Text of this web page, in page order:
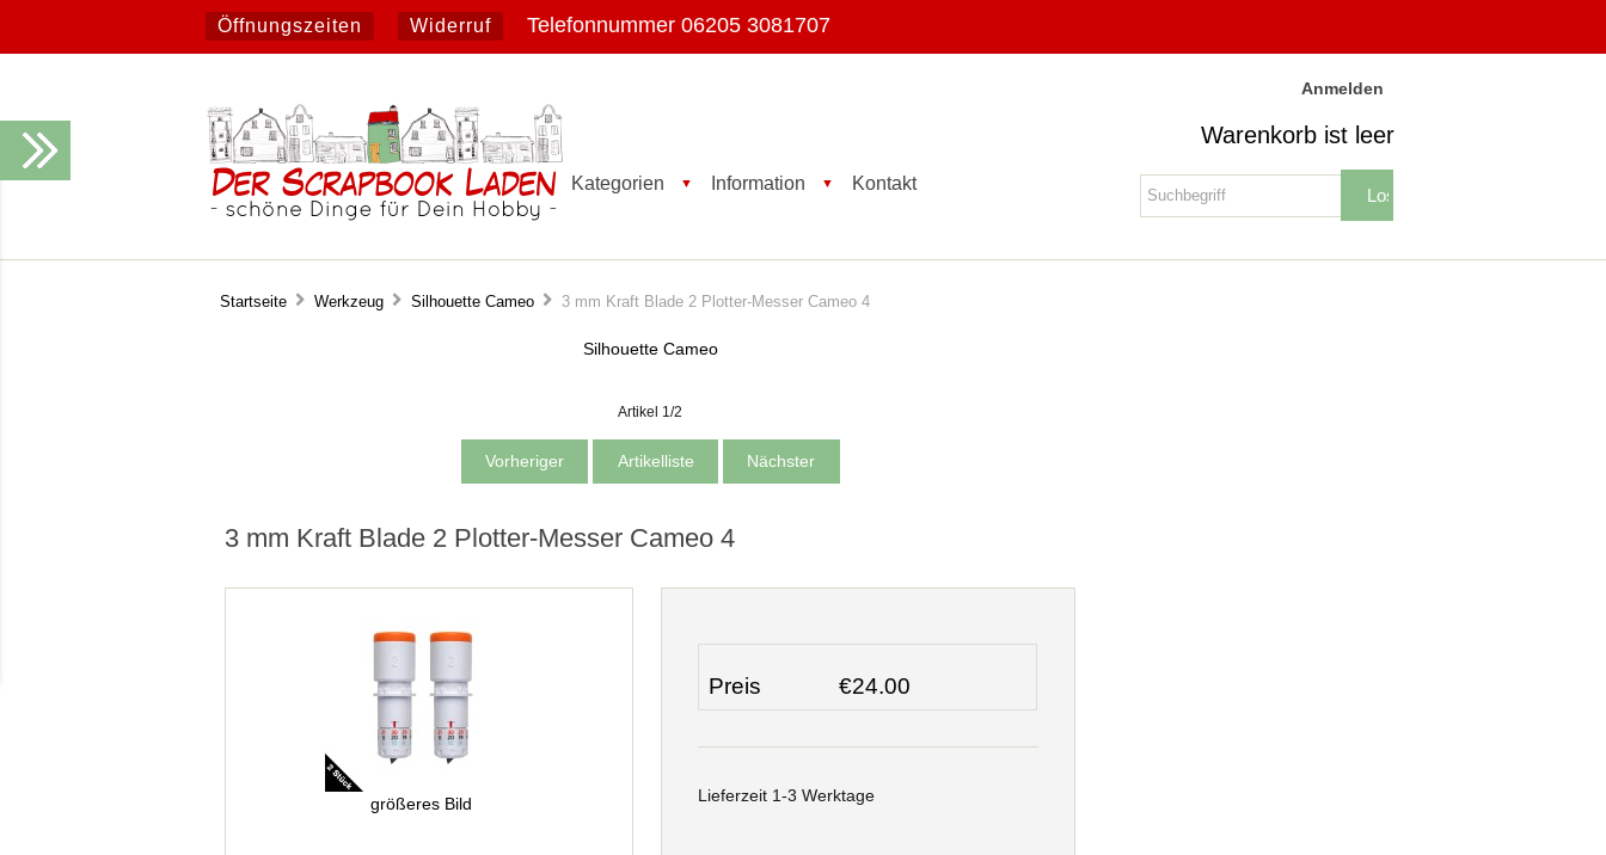
Öffnungszeiten Widerruf Telefonnummer 06205 3081707
Kategorien ▼ Information ▼ Kontakt
Anmelden
Warenkorb ist leer
Startseite Werkzeug Silhouette Cameo 3 mm Kraft Blade 2 Plotter-Messer Cameo 4
Silhouette Cameo
Artikel 1/2
Vorheriger Artikelliste Nächster
3 mm Kraft Blade 2 Plotter-Messer Cameo 4
größeres Bild
Preis €24.00
Lieferzeit 1-3 Werktage